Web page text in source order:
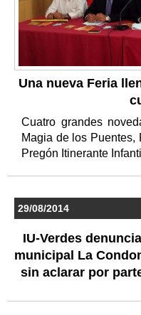
Una nueva Feria
Cuatro grandes
Magia de los Puentes,
Pregón Itinerante
29/08/2014
IU-Verdes
municipal La
sin aclarar por